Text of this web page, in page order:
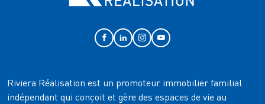
Riviera Réalisation est un promoteur immobilier familial
indépendant qui conçoit et gère des espaces de vie au